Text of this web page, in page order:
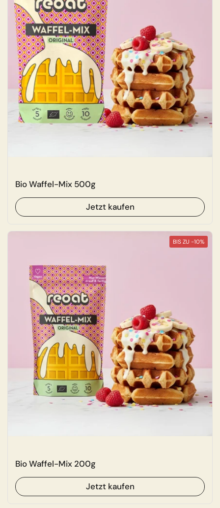
Bio Waffel-Mix 500g
Jetzt kaufen
Bio Waffel-Mix 200g
Jetzt kaufen
BIS ZU -10%